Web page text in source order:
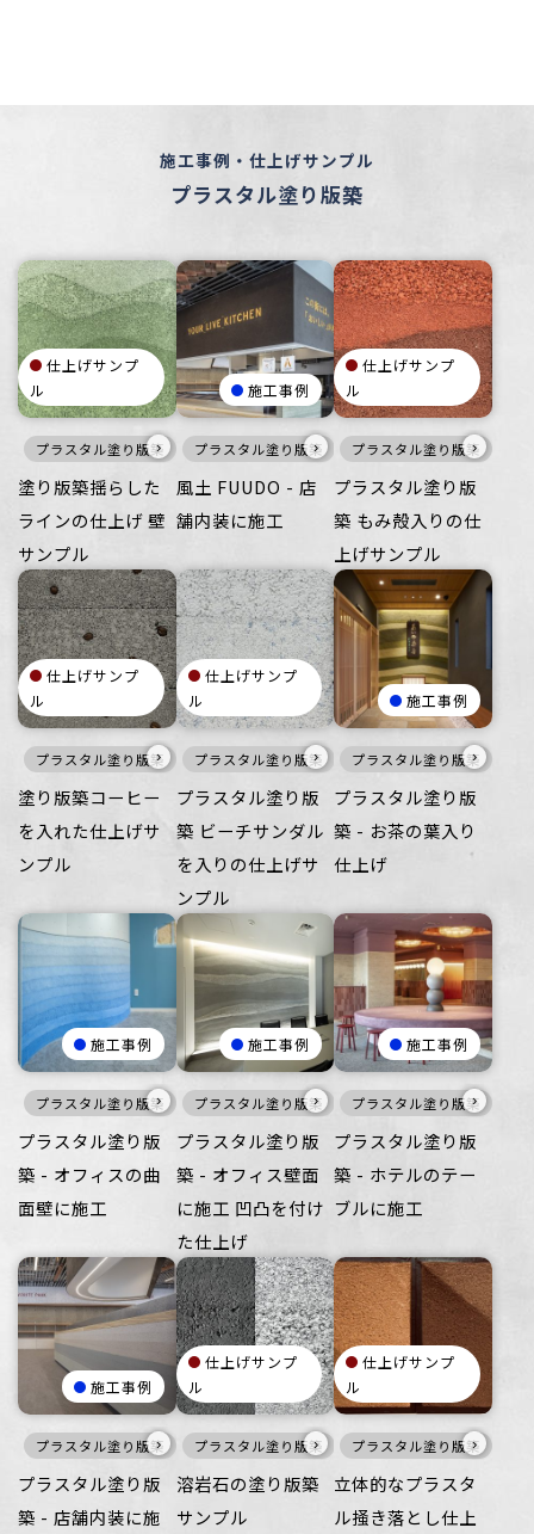
施工事例・仕上げサンプル
プラスタル塗り版築
仕上げサンプ
ル
プラスタル塗り版築 寒色 壁
›
塗り版築揺らした
ラインの仕上げ 壁
サンプル
施工事例
プラスタル塗り版築 風土-FUUDO- 黒
›
風土 FUUDO - 店
舗内装に施工
仕上げサンプ
ル
プラスタル塗り版築
›
プラスタル塗り版
築 もみ殻入りの仕
上げサンプル
仕上げサンプ
ル
プラスタル塗り版築 壁 アップサイクル
›
塗り版築コーヒー
を入れた仕上げサ
ンプル
仕上げサンプ
ル
プラスタル塗り版築 白 壁 ミックステクス
›
プラスタル塗り版
築 ビーチサンダル
を入りの仕上げサ
ンプル
施工事例
プラスタル塗り版築
›
プラスタル塗り版
築 - お茶の葉入り
仕上げ
施工事例
プラスタル塗り版築 寒色 壁
›
プラスタル塗り版
築 - オフィスの曲
面壁に施工
施工事例
プラスタル塗り版築 壁
›
プラスタル塗り版
築 - オフィス壁面
に施工 凹凸を付け
た仕上げ
施工事例
プラスタル塗り版築
›
プラスタル塗り版
築 - ホテルのテー
ブルに施工
施工事例
プラスタル塗り版築 風土-FUUDO- 黒 暖色 壁 家具・什器
›
プラスタル塗り版
築 - 店舗内装に施
仕上げサンプ
ル
プラスタル塗り版築 白 黒 壁 家具・什器
›
溶岩石の塗り版築
サンプル
仕上げサンプ
ル
プラスタル塗り版築
›
立体的なプラスタ
ル掻き落とし仕上